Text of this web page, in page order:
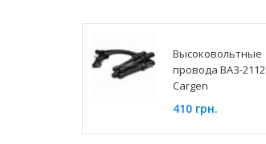
Высоковольтные
провода ВАЗ-2112
Cargen
410 грн.